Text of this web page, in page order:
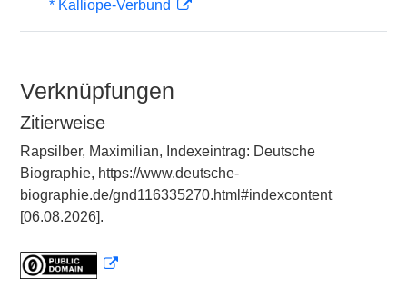
* Kalliope-Verbund
Verknüpfungen
Zitierweise
Rapsilber, Maximilian, Indexeintrag: Deutsche
Biographie, https://www.deutsche-
biographie.de/gnd116335270.html#indexcontent
[06.08.2026].